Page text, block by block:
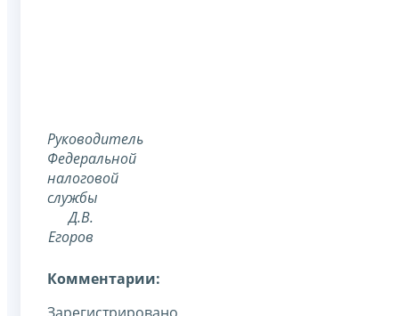
Руководитель
Федеральной
налоговой
службы
Д.В.
Егоров
Комментарии:
Зарегистрировано